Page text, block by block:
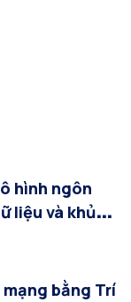
hình ngôn
liệu và khủng
bằng Trí